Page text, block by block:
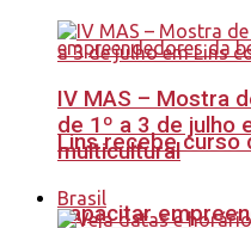
Lins recebe curso
capacitar
IV MAS – Mostra
de 1º a 3 de julho
multicultural
Brasil